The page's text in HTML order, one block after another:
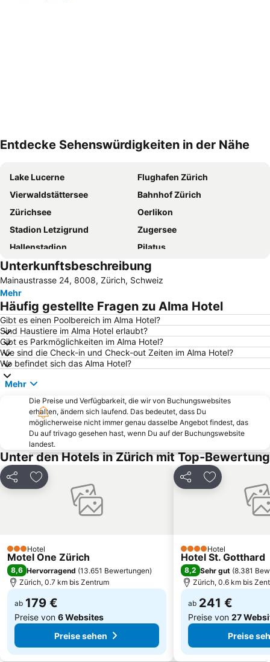
Entdecke Sehenswürdigkeiten in der Nähe
Lake Lucerne
Flughafen Zürich
Vierwaldstättersee
Bahnhof Zürich
Zürichsee
Oerlikon
Stadion Letzigrund
Zugersee
Hallenstadion
Pilatus
Altstetten
Rheinfall
Hauptbahnhof Luzern
Opernhaus
Rigi
Bahnhof Schaffhausen
Seefeld
Hallwilersee
Altstadt Baden
Seepark
Street Parade
Alpamare
Conny-Land
Wollishofen
Bahnhofstraße
Seebach
Zoo Zürich
Kartause Ittingen
MCH Messe Zürich
Festungsruine Hohentwiel
Enge
Witikon
Bahnhof
Leimbach
Bahnhof Brugg
Kloster Einsiedeln
Stadtmuseum Rapperswil-Jona
Pilatus Bergbahnen
Zollikon Train Station
Schwamendingen-Mitte
Albisrieden
Wipkingen
City-Weihnachtsmarkt Zürich
Unterkunftsbeschreibung
Mainaustrasse 24, 8008, Zürich, Schweiz
Mehr
Häufig gestellte Fragen zu Alma Hotel
Gibt es einen Poolbereich im Alma Hotel?
Sind Haustiere im Alma Hotel erlaubt?
Gibt es Parkmöglichkeiten im Alma Hotel?
Wie sind die Check-in und Check-out Zeiten im Alma Hotel?
Wo befindet sich das Alma Hotel?
Mehr
Die Preise und Verfügbarkeit, die wir von Buchungswebsites
erhalten, ändern sich laufend. Das bedeutet, dass Du
möglicherweise nicht immer genau dasselbe Angebot findest, das
Du auf trivago gesehen hast, wenn Du auf der Buchungswebsite
landest.
Unter den Hotels in Zürich mit Top-Bewertung
Teilen Zu Favoriten hinzufügen
3 Sterne
Hotel
Motel One Zürich
8,6 Hervorragend (13.651 Bewertungen)
Zürich, 0.7 km bis Zentrum
ab 179 €
Preise von 6 Websites
Preise sehen
Teilen Zu Favoriten
4 SterneHotel
Hotel St. Gotthard
8,2 Sehr gut (8.381
Zürich, 0.6 km bis
ab 241 €
Preise von 27
Preise